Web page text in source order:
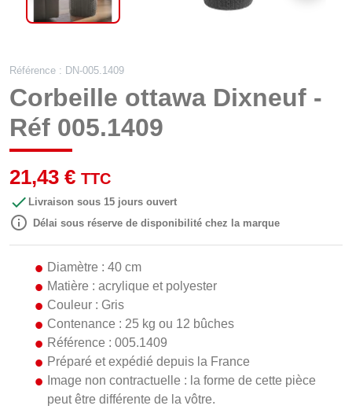
Référence : DN-005.1409
Corbeille ottawa Dixneuf -
Réf 005.1409
21,43 € TTC
 Livraison sous 15 jours ouvert
 Délai sous réserve de disponibilité chez la marque
Diamètre : 40 cm
Matière : acrylique et polyester
Couleur : Gris
Contenance : 25 kg ou 12 bûches
Référence : 005.1409
Préparé et expédié depuis la France
Image non contractuelle : la forme de cette pièce
peut être différente de la vôtre.